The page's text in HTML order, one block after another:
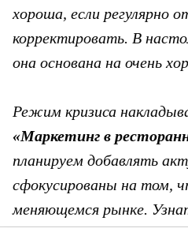
хороша, если регулярно
корректировать. В
она основана на очень
Режим кризиса
«Маркетинг в
планируем добавлять
сфокусированы на том,
меняющемся рынке.